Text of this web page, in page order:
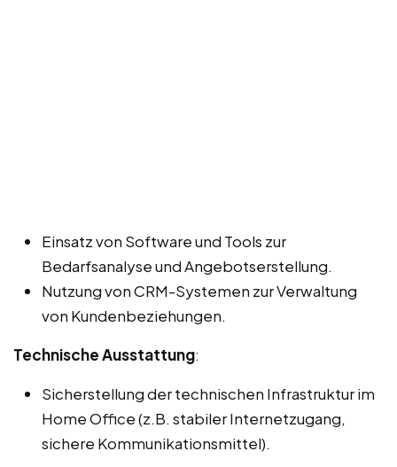
Einsatz von Software und Tools zur
Bedarfsanalyse und Angebotserstellung.
Nutzung von CRM-Systemen zur Verwaltung
von Kundenbeziehungen.
Technische Ausstattung:
Sicherstellung der technischen Infrastruktur im
Home Office (z.B. stabiler Internetzugang,
sichere Kommunikationsmittel).